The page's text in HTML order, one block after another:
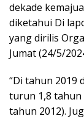
dekade
diketahui Di
yang dirilis
Jumat (24/5/
“Di tahun 2019
turun 1,8 tahun
tahun 2012).